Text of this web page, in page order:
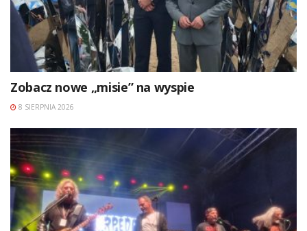
Zobacz nowe „misie” na wyspie
8 SIERPNIA 2026